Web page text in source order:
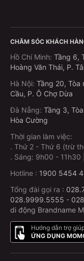
CHĂM SÓC KHÁCH
Hồ Chí Minh: Tầng 6,
Hoàng Văn Thái, P.
Hà Nội: Tầng 20, Tòa
Cầu, P. Ô Chợ Dừa
Đà Nẵng: Tầng 3,
Hòa Cường
Thời gian làm việc:
. Thứ 2 - Thứ 6 (trừ
. Sáng: 9h00 - 11h30
Hotline : 1900 5454
Tổng đài gọi ra :
028.9999.5555 -
di động Brandname
Hướng dẫn trợ
ỨNG DỤNG